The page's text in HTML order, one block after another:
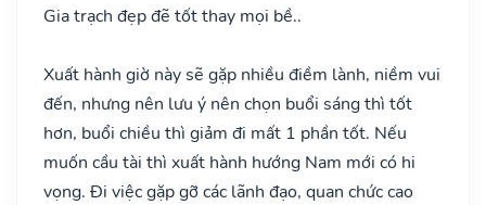
Gia trạch đẹp đẽ tốt thay mọi bề..
Xuất hành giờ này sẽ gặp nhiều điềm lành, niềm vui
đến, nhưng nên lưu ý nên chọn buổi sáng thì tốt
hơn, buổi chiều thì giảm đi mất 1 phần tốt. Nếu
muốn cầu tài thì xuất hành hướng Nam mới có hi
vọng. Đi việc gặp gỡ các lãnh đạo, quan chức cao